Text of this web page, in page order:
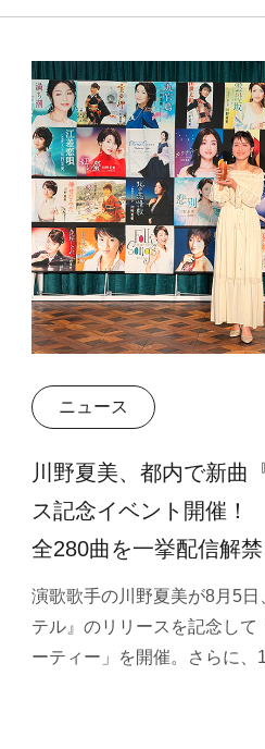
ニュース
川野夏美、都内で新曲
ス記念イベント開催
全280曲を一挙配信解禁
演歌歌手の川野夏美が8月5
テル』のリリースを記念し
ーティー」を開催。さらに